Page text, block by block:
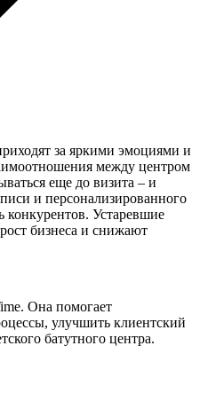
за яркими эмоциями и
между центром
еще до визита – и
и персонализированного
конкурентов. Устаревшие
бизнеса и снижают
Она помогает
улучшить клиентский
батутного центра.